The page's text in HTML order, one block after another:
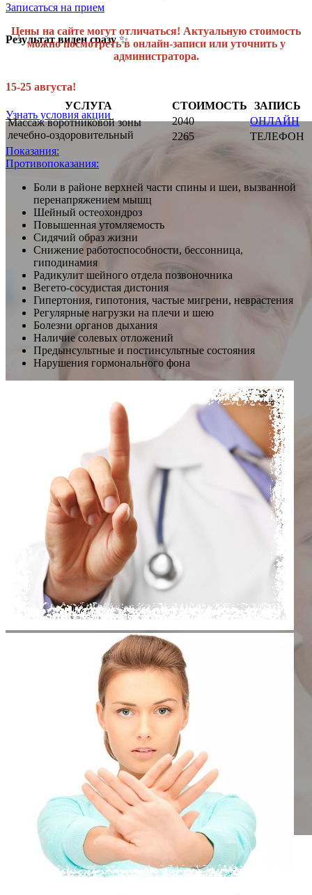
Результат виден сразу✨
15-25 августа!
Узнать условия акции
Лечите зубы со скидкой!
Только для первичных пациентов!
Записаться на прием
Цены на сайте могут отличаться! Актуальную стоимость
можно посмотреть в онлайн-записи или уточнить у
администратора.
УСЛУГА СТОИМОСТЬ
ЗАПИСЬ
Массаж воротниковой зоны
лечебно-оздоровительный
2040
ОНЛАЙН
2265
ТЕЛЕФОН
Показания:
Противопоказания:
Боли в районе верхней части спины и шеи, вызванной
перенапряжением мышц
Шейный остеохондроз
Повышенная утомляемость
Сидячий образ жизни
Снижение работоспособности, бессонница,
гиподинамия
Радикулит шейного отдела позвоночника
Вегето-сосудистая дистония
Гипертония, гипотония, частые мигрени, неврастения
Регулярные нагрузки на плечи и шею
Болезни органов дыхания
Наличие солевых отложений
Предынсультные и постинсультные состояния
Нарушения гормонального фона